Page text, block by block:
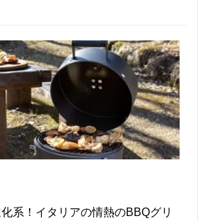
系！イタリアの情熱のBBQグリ